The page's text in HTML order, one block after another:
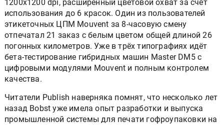
1200x1200 dpi, расширенный цветовой охват за счёт
использования до 6 красок. Один из пользователей
этикеточных ЦПМ Mouvent за 8-часовую смену
отпечатал 21 заказ с белым цветом общей длиной 26
погонных километров. Уже в трёх типографиях идёт
бета-тестирование гибридных машин Master DM5 с
цифровыми модулями Mouvent и полным контролем
качества.
Читатели Publish наверняка помнят, что несколько лет
назад Bobst уже имела опыт разработки и выпуска
промышленной системы для печати гофроупаковки на